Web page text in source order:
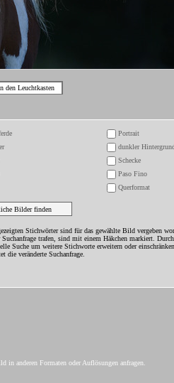
den Leuchtkasten
Portrait
dunkler
Schecke
Paso Fino
Querformat
Stichwörter sind für das gewählte Bild vergeben
trafen, sind mit einem Häkchen markiert.
Suche um weitere Stichworte erweitern oder
die veränderte Suchanfrage.
in anderen Formaten oder Auflösungen anfragen.